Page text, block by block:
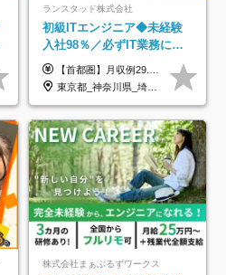
ランスタッド株式会社
初級ITエンジニア◆未経験
入社98％／必ずIT業務に配
属／月収例29.5万円／Web
面接1回／土日面接可/SE
【首都圏】月収例29.5万円（月給26万円＋諸手当） 【東海・関西】月収例28.5万円（月給25万円＋諸手当） 【九州】月収例26万円（月給23万円＋諸手当） ※経験・スキル・前職給与を踏まえ、総合的に判断して決定します。 例：首都圏 月収例31万円（月給27万円＋諸手当） ◆各種手当 ・通勤手当（上限4万円まで） ・残業代手当（1分単位で全額支給） ※固定残業代制は採用しておりません ・深夜勤務手当 ・資格取得支援（ランクに応じてお祝い金1万円～10万円を支給） ◆昇給：年1回 ◆補足 ・研修中1ヶ月間は、時給1670円となります。 ・試用期間6ヶ月あり。その間の待遇に変更はありません。 ※詳細は面接時にご案内します。
東京都_神奈川県_埼玉県_千葉県_大阪府_愛知県_兵庫県_京都府_福岡県
株式会社まぁぶるずワークス